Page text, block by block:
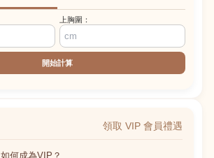
上胸圍：
開始計算
領取 VIP 會員禮遇
如何成為VIP？